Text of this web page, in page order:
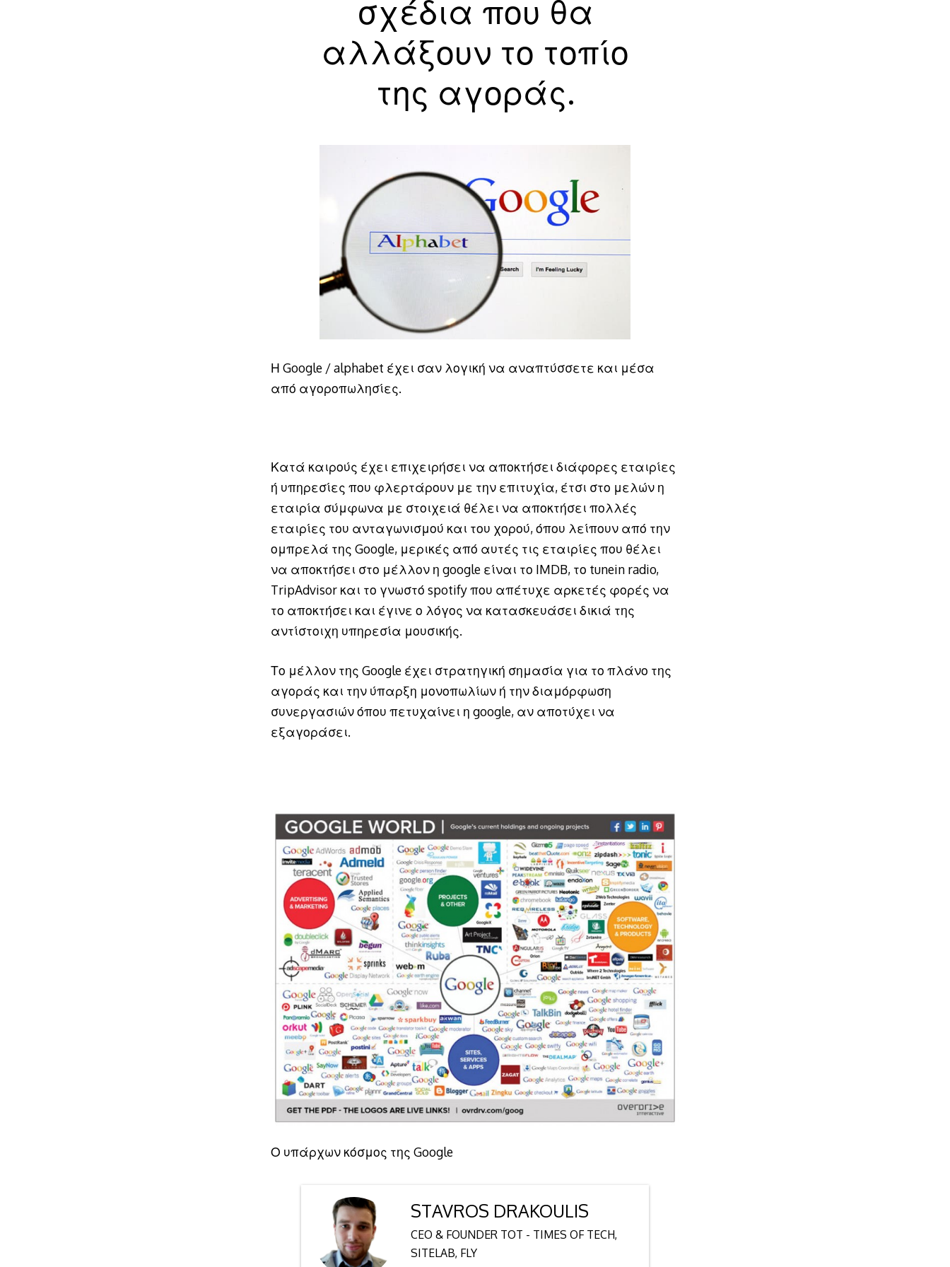
σχέδια που θα
αλλάξουν το τοπίο
της αγοράς.
Η Google / alphabet έχει σαν λογική να αναπτύσσετε και μέσα
από αγοροπωλησίες.
Κατά καιρούς έχει επιχειρήσει να αποκτήσει διάφορες εταιρίες
ή υπηρεσίες που φλερτάρουν με την επιτυχία, έτσι στο μελών η
εταιρία σύμφωνα με στοιχειά θέλει να αποκτήσει πολλές
εταιρίες του ανταγωνισμού και του χορού, όπου λείπουν από την
ομπρελά της Google, μερικές από αυτές τις εταιρίες που θέλει
να αποκτήσει στο μέλλον η google είναι το IMDB, το tunein radio,
TripAdvisor και το γνωστό spotify που απέτυχε αρκετές φορές να
το αποκτήσει και έγινε ο λόγος να κατασκευάσει δικιά της
αντίστοιχη υπηρεσία μουσικής.
Το μέλλον της Google έχει στρατηγική σημασία για το πλάνο της
αγοράς και την ύπαρξη μονοπωλίων ή την διαμόρφωση
συνεργασιών όπου πετυχαίνει η google, αν αποτύχει να
εξαγοράσει.
Ο υπάρχων κόσμος της Google
STAVROS DRAKOULIS
CEO & FOUNDER TOT - TIMES OF TECH,
SITELAB, FLY